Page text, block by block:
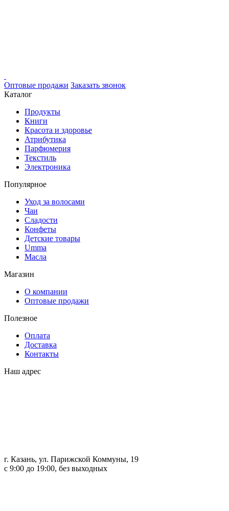
Оптовые продажи Заказать звонок
Каталог
Продукты
Книги
Красота и здоровье
Атрибутика
Парфюмерия
Текстиль
Электроника
Популярное
Уход за волосами
Чаи
Сладости
Конфеты
Детские товары
Umma
Масла
Магазин
О компании
Оптовые продажи
Полезное
Оплата
Доставка
Контакты
Наш адрес
г. Казань, ул. Парижской Коммуны, 19
с 9:00 до 19:00, без выходных